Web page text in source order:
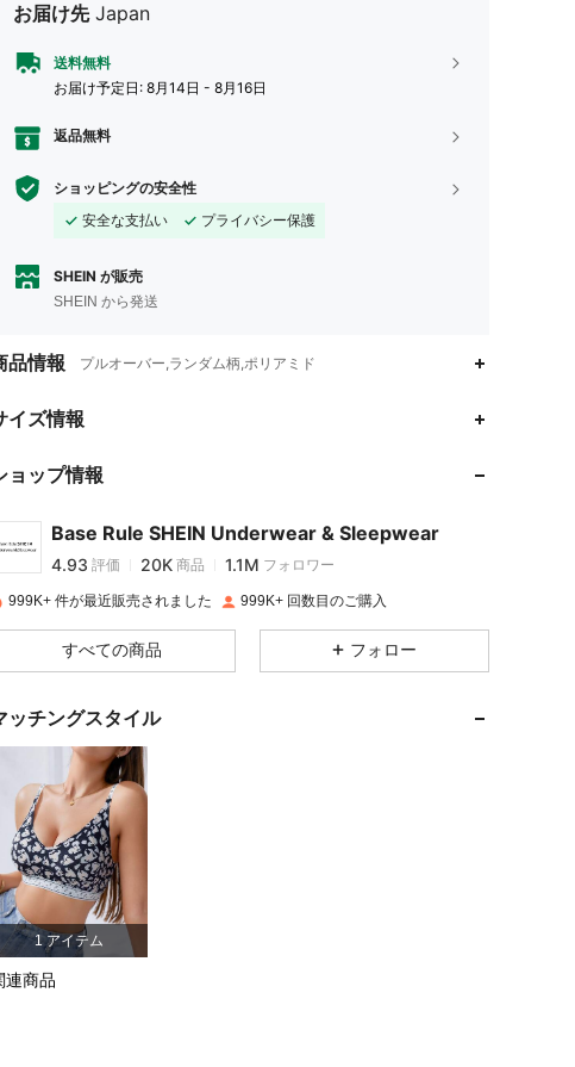
ー, サイズ: S, 件数: 2本入り
お届け先 Japan
送料無料
お届け予定日: 8月14日 - 8月16日
返品無料
ショッピングの安全性
安全な支払い
プライバシー保護
SHEIN が販売
SHEIN から発送
品情報 プルオーバー,ランダム柄,ポリアミド
イズ情報
ョップ情報
Base Rule SHEIN Underwear & Sleepwear
4.93
4.93
p***q は1日前に購入しました
4.93 20K
4.93
4.93
4.93
999K+ 件が最近販売されました 999K+ 回数目のご購入
すべての商品 フォロー
ッチングスタイル
1 アイテム
連商品